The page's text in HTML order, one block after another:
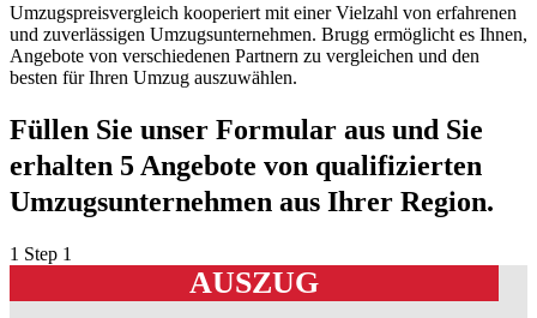
Umzugspreisvergleich kooperiert mit einer Vielzahl von erfahrenen
und zuverlässigen Umzugsunternehmen. Brugg ermöglicht es Ihnen,
Angebote von verschiedenen Partnern zu vergleichen und den
besten für Ihren Umzug auszuwählen.
Füllen Sie unser Formular aus und Sie
erhalten 5 Angebote von qualifizierten
Umzugsunternehmen aus Ihrer Region.
1 Step 1
AUSZUG